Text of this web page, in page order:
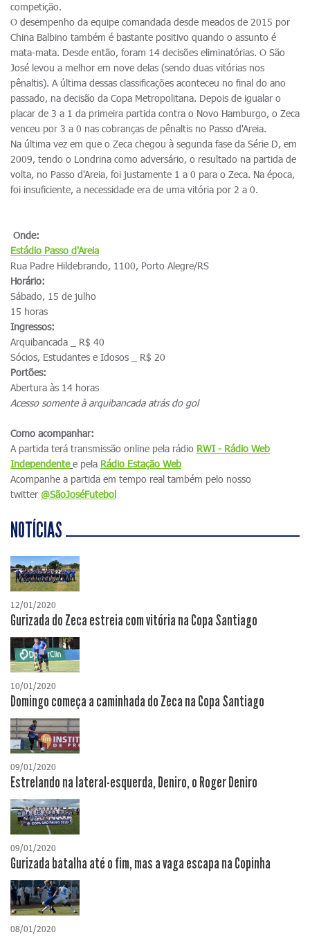
competição.
O desempenho da equipe comandada desde meados de 2015 por
China Balbino também é bastante positivo quando o assunto é
mata-mata. Desde então, foram 14 decisões eliminatórias. O São
José levou a melhor em nove delas (sendo duas vitórias nos
pênaltis). A última dessas classificações aconteceu no final do ano
passado, na decisão da Copa Metropolitana. Depois de igualar o
placar de 3 a 1 da primeira partida contra o Novo Hamburgo, o Zeca
venceu por 3 a 0 nas cobranças de pênaltis no Passo d'Areia.
Na última vez em que o Zeca chegou à segunda fase da Série D, em
2009, tendo o Londrina como adversário, o resultado na partida de
volta, no Passo d'Areia, foi justamente 1 a 0 para o Zeca. Na época,
foi insuficiente, a necessidade era de uma vitória por 2 a 0.
Onde:
Estádio Passo d'Areia
Rua Padre Hildebrando, 1100, Porto Alegre/RS
Horário:
Sábado, 15 de julho
15 horas
Ingressos:
Arquibancada _ R$ 40
Sócios, Estudantes e Idosos _ R$ 20
Portões:
Abertura às 14 horas
Acesso somente à arquibancada atrás do gol
Como acompanhar:
A partida terá transmissão online pela rádio RWI - Rádio Web
Independente e pela Rádio Estação Web
Acompanhe a partida em tempo real também pelo nosso
twitter @SãoJoséFutebol
NOTÍCIAS
12/01/2020
Gurizada do Zeca estreia com vitória na Copa Santiago
10/01/2020
Domingo começa a caminhada do Zeca na Copa Santiago
09/01/2020
Estrelando na lateral-esquerda, Deniro, o Roger Deniro
09/01/2020
Gurizada batalha até o fim, mas a vaga escapa na Copinha
08/01/2020